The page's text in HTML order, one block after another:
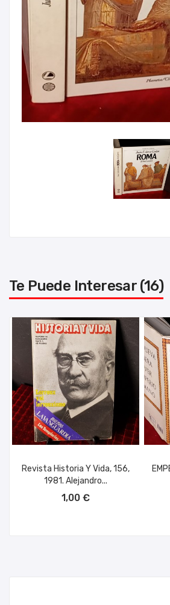
Te Puede Interesar (16)
Revista Historia Y Vida, 156,
1981. Alejandro...
1,00 €